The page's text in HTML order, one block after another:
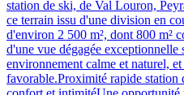
station de ski, de Val Louron,
ce terrain issu d'une division en
d'environ 2 500 m², dont 800 m²
d'une vue dégagée exceptionnelle
environnement calme et naturel,
favorable.Proximité rapide